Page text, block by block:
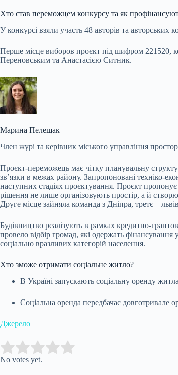
Хто став переможцем конкурсу та як
У конкурсі взяли участь 48 авторів та авторських
Перше місце виборов проєкт під шифром 221520,
Переновським та Анастасією Ситник.
Марина Пелещак
Член журі та керівник міського управління
Проєкт-переможець має чітку планувальну
зв’язки в межах району. Запропоновані техніко-
наступних стадіях проєктування. Проєкт
рішення не лише організовують простір, а й
Друге місце зайняла команда з Дніпра, третє –
Будівництво реалізують в рамках кредитно-
провело відбір громад, які одержать
соціально вразливих категорій населення.
Хто зможе отримати соціальне житло?
В Україні запускають соціальну оренду
Соціальна оренда передбачає довготривале
Джерело
Rate this item:
No votes yet.